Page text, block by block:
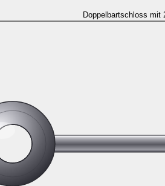
Doppelbartschloss mit